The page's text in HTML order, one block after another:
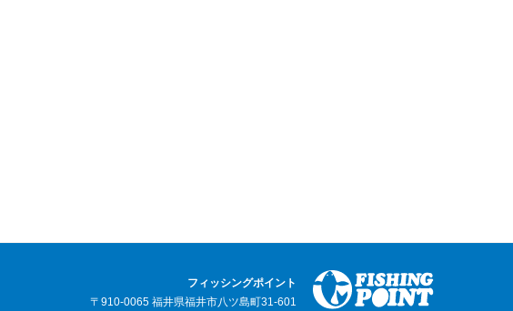
フィッシングポイント
〒910-0065 福井県福井市八ツ島町31-601